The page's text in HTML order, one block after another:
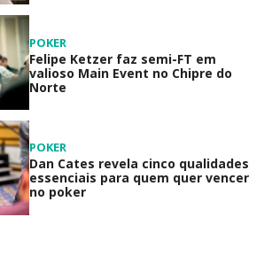
POKER
Felipe Ketzer faz semi-FT em
valioso Main Event no Chipre do
Norte
POKER
Dan Cates revela cinco qualidades
essenciais para quem quer vencer
no poker